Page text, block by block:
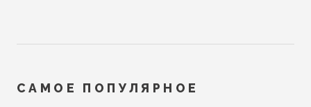
САМОЕ ПОПУЛЯРНОЕ